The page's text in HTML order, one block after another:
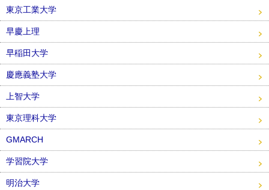
東京工業大学
早慶上理
早稲田大学
慶應義塾大学
上智大学
東京理科大学
GMARCH
学習院大学
明治大学